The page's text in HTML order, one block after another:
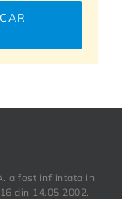
a fost infiintata in
din 14.05.2002.